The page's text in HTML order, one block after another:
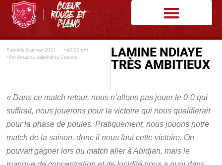
Publié le 5 janvier 2021 • à 3:39 pm
• ParAmadou salematou Camara
LAMINE NDIAYE
TRÈS AMBITIEUX
« Dans ce match retour, nous n’allons pas jouer le 0-0 qui
suffirait, nous jouerons pour la victoire qui nous qualifierait
pour la phase de poules. Pratiquement, nous jouons notre
match de la saison, donc il nous faut cette victoire. On
pouvait gagner lors du match aller à Abidjan, mais le